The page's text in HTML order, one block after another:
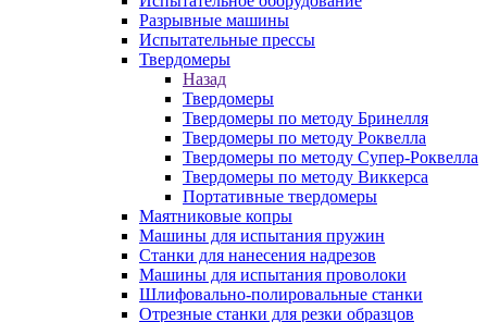
Разрывные машины
Испытательные прессы
Твердомеры
Назад
Твердомеры
Твердомеры по методу Бринелля
Твердомеры по методу Роквелла
Твердомеры по методу Супер-Роквелла
Твердомеры по методу Виккерса
Портативные твердомеры
Маятниковые копры
Машины для испытания пружин
Станки для нанесения надрезов
Машины для испытания проволоки
Шлифовально-полировальные станки
Отрезные станки для резки образцов